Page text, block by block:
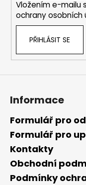
Vložením e-mailu
ochrany osobních
PŘIHLÁSIT SE
Informace
Formulář pro
Formulář pro
Kontakty
Obchodní
Podmínky